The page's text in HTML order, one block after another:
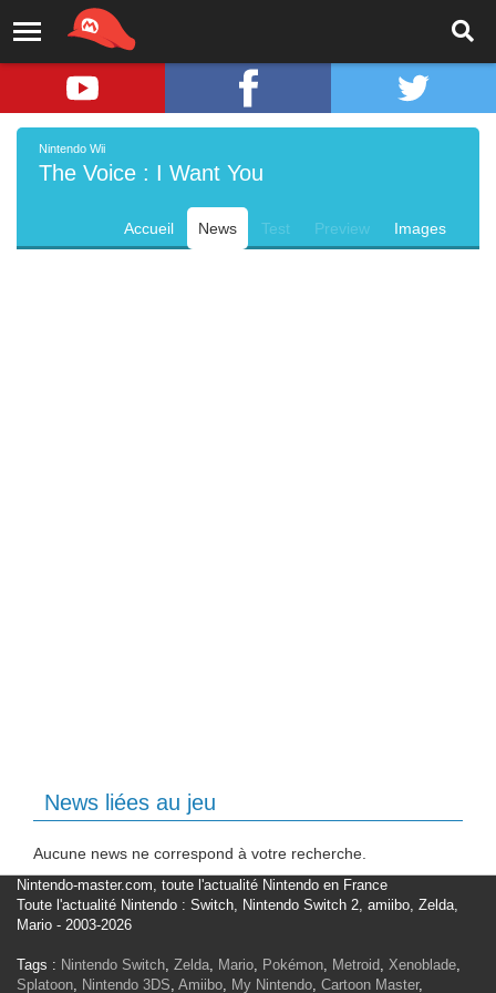
Nintendo Wii
The Voice : I Want You
Accueil News Test Preview Images
News liées au jeu
Aucune news ne correspond à votre recherche.
Nintendo-master.com, toute l'actualité Nintendo en France
Toute l'actualité Nintendo : Switch, Nintendo Switch 2, amiibo, Zelda,
Mario - 2003-2026
Tags : Nintendo Switch, Zelda, Mario, Pokémon, Metroid, Xenoblade,
Splatoon, Nintendo 3DS, Amiibo, My Nintendo, Cartoon Master,